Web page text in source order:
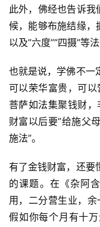
此外，佛经也告诉我
候，能够布施结缘，
以及”六度””四摄”等
也就是说，学佛不一
可以荣华富贵，可
菩萨如法集聚钱财
财富以后要”给施父
施法”。
有了金钱财富，还要
的课题。在《杂阿
用，二分营生业，余
假如你每个月有十